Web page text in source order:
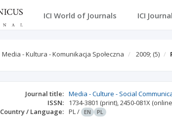
ICI World of Journals ICI
Media - Kultura - Komunikacja Społeczna 2009; (5)
Journal title: Media - Culture - Social
ISSN:
1734-3801 (print),2450-081X
Country / Language: PL/ EN PL